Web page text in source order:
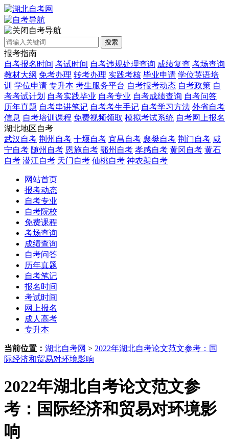
自考导航
搜索
报考指南
自考报名时间 考试时间 自考违规处理查询 成绩复查 考场查询
教材大纲 免考办理 转考办理 实践考核 毕业申请 学位英语培
训 学位申请 专升本 考生服务平台 自考报考动态 自考政策 自
考考试计划 自考实践毕业 自考专业 自考成绩查询 自考问答
历年真题 自考串讲笔记 自考考生手记 自考学习方法 外省自考
信息 自考培训课程 免费视频领取 模拟考试系统 自考网上报名
湖北地区自考
武汉自考 荆州自考 十堰自考 宜昌自考 襄樊自考 荆门自考 咸
宁自考 随州自考 恩施自考 鄂州自考 孝感自考 黄冈自考 黄石
自考 潜江自考 天门自考 仙桃自考 神农架自考
网站首页
报考动态
自考专业
自考院校
免费课程
考场查询
成绩查询
自考问答
历年真题
自考笔记
报名时间
考试时间
网上报名
成人高考
专升本
当前位置： 湖北自考网 > 2022年湖北自考论文范文参考：国
际经济和贸易对环境影响
2022年湖北自考论文范文参
考：国际经济和贸易对环境影
响